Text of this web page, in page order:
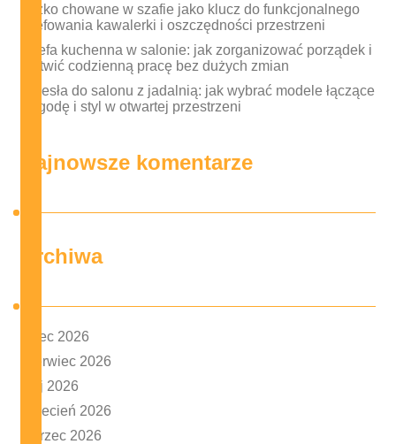
Łóżko chowane w szafie jako klucz do funkcjonalnego
strefowania kawalerki i oszczędności przestrzeni
Strefa kuchenna w salonie: jak zorganizować porządek i
ułatwić codzienną pracę bez dużych zmian
Krzesła do salonu z jadalnią: jak wybrać modele łączące
wygodę i styl w otwartej przestrzeni
Najnowsze komentarze
Archiwa
lipiec 2026
czerwiec 2026
maj 2026
kwiecień 2026
marzec 2026